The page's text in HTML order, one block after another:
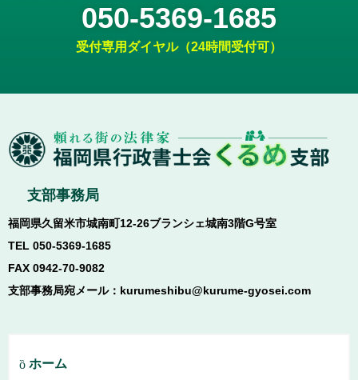
050-5369-1685
受付専用ダイヤル（24時間受付可）
支部事務局
福岡県久留米市城南町12-26ブランシェ城南3階G号室
TEL 050-5369-1685
FAX 0942-70-9082
支部事務局宛メール：kurumeshibu@kurume-gyosei.com
ホーム